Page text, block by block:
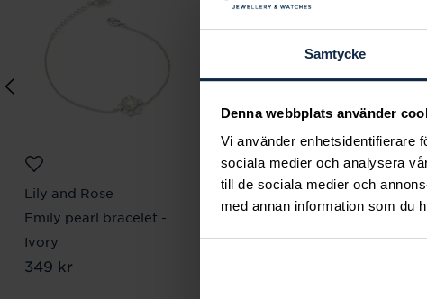
Samtycke
Denna webbplats använder
Vi använder enhetsidentifierare
sociala medier och analysera
till de sociala medier och
med annan information som du
Lily and Rose
Emily pearl bracelet -
Ivory
Pris :349 kr
349 kr
Mockberg
Pris:499 kr
499 kr